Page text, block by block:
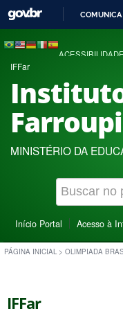
COMUNICA
ACESSIBILIDADE
IFFar
MINISTÉRIO DA
Início Portal Acesso à
PÁGINA INICIAL > OLIMPIADA
IFFar